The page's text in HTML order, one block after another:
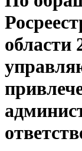
области